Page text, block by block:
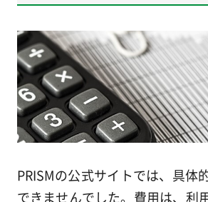
PRISMの公式サイトでは、具体
できませんでした。費用は、利